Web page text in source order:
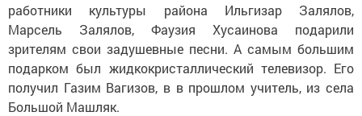
работники культуры района Ильгизар Залялов,
Марсель Залялов, Фаузия Хусаинова подарили
зрителям свои задушевные песни. А самым большим
подарком был жидкокристаллический телевизор. Его
получил Газим Вагизов, в в прошлом учитель, из села
Большой Машляк.